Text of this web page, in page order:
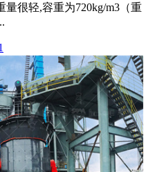
很轻,容重为720kg/m3（重